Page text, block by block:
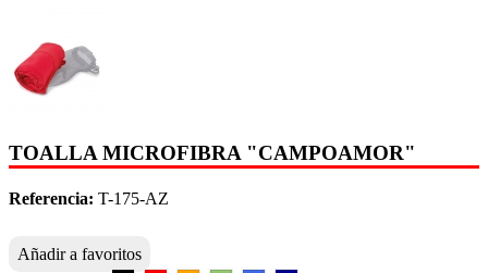
TOALLA MICROFIBRA "CAMPOAMOR"
Referencia: T-175-AZ
Añadir a favoritos